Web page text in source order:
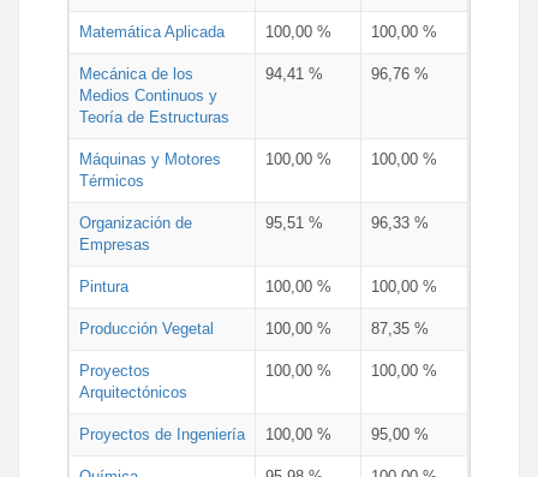
Matemática Aplicada 100,00 % 100,00 %
Mecánica de los
Medios Continuos y
Teoría de Estructuras
94,41 % 96,76 %
Máquinas y Motores
Térmicos
100,00 % 100,00 %
Organización de
Empresas
95,51 % 96,33 %
Pintura 100,00 % 100,00 %
Producción Vegetal 100,00 % 87,35 %
Proyectos
Arquitectónicos
100,00 % 100,00 %
Proyectos de Ingeniería 100,00 % 95,00 %